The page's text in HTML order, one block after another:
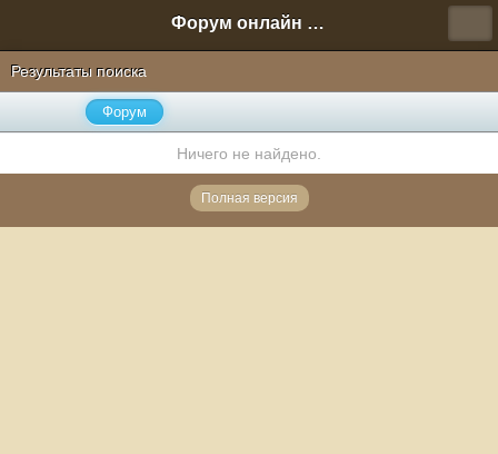
Форум онлайн игры "Новая Эра" (Нюра Биз)
Результаты поиска
Форум
Ничего не найдено.
Полная версия